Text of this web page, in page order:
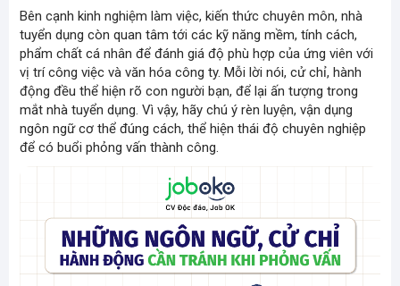
Bên cạnh kinh nghiệm làm việc, kiến thức chuyên môn, nhà
tuyển dụng còn quan tâm tới các kỹ năng mềm, tính cách,
phẩm chất cá nhân để đánh giá độ phù hợp của ứng viên với
vị trí công việc và văn hóa công ty. Mỗi lời nói, cử chỉ, hành
động đều thể hiện rõ con người bạn, để lại ấn tượng trong
mắt nhà tuyển dụng. Vì vậy, hãy chú ý rèn luyện, vận dụng
ngôn ngữ cơ thể đúng cách, thể hiện thái độ chuyên nghiệp
để có buổi phỏng vấn thành công.